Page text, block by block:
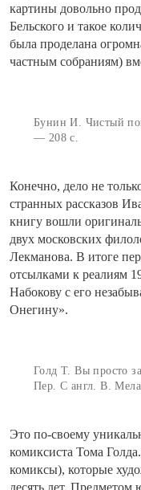
картины довольно
Бельского и такое
была проделана
частным собраниям)
Бунин И. Чистый
— 208 с.
Конечно, дело не
странных рассказов
книгу вошли
двух московских
Лекманова. В итоге
отсылками к реалиям
Набокову с его
Онегину».
Голд Т. Вы просто
Пер. С англ. В.
Это по-своему
комиксиста Тома
комиксы), которые